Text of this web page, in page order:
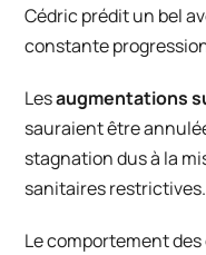
Cédric prédit un bel
constante
Lesaugmentations
sauraient être
stagnation dus à la
sanitaires restrictives.
Le comportement